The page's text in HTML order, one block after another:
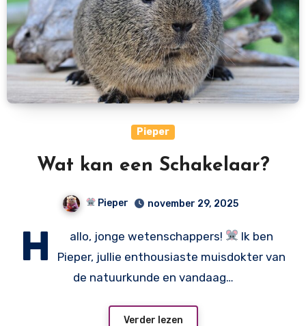
Pieper
Wat kan een Schakelaar?
Pieper november 29, 2025
H allo, jonge wetenschappers!
Ik ben
Pieper, jullie enthousiaste muisdokter van
de natuurkunde en vandaag…
Verder lezen